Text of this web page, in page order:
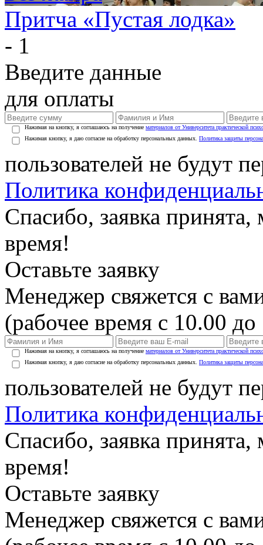
Притча «Пустая лодка»
- 1
Введите данные
для оплаты
Нажимая на кнопку, я соглашаюсь на получение материалов от Университета практической
Нажимая кнопку, я даю согласие на обработку персональных данных. Политика защиты
пользователей не будут
Политика
Спасибо, заявка
время!
Оставьте заявку
Менеджер свяжется с
(рабочее время с 10.00
Нажимая на кнопку, я соглашаюсь на получение материалов от Университета практической
Нажимая кнопку, я даю согласие на обработку персональных данных. Политика защиты
пользователей не будут
Политика
Спасибо, заявка
время!
Оставьте заявку
Менеджер свяжется с